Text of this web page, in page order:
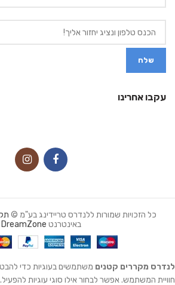
עקבו אחרינו
כל הזכויות שמורות ללנדרס טריידינג בע"מ ©
באינטרנט DreamZone
לנדרס מקררים קטנים משתמשים בעוגיות כדי
חוויית המשתמש. אפשר לבחור אילו סוגי עוגיות להפעיל.